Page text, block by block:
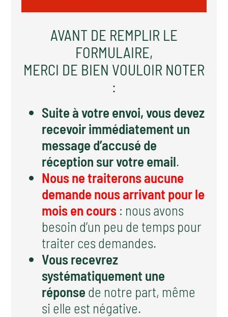
AVANT DE REMPLIR LE
FORMULAIRE,
MERCI DE BIEN VOULOIR NOTER
:
Suite à votre envoi, vous devez
recevoir immédiatement un
message d’accusé de
réception sur votre email.
Nous ne traiterons aucune
demande nous arrivant pour le
mois en cours : nous avons
besoin d’un peu de temps pour
traiter ces demandes.
Vous recevrez
systématiquement une
réponse de notre part, même
si elle est négative.